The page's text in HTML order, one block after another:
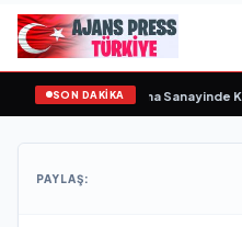
SON DAKİKA
Açıkladı ve Savunma Sanayinde
PAYLAŞ: